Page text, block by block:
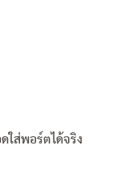
ใส่พอร์ตได้จริง